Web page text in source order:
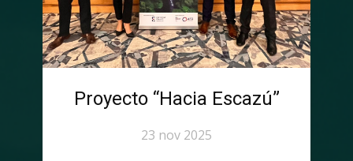
Proyecto “Hacia Escazú”
23 nov 2025